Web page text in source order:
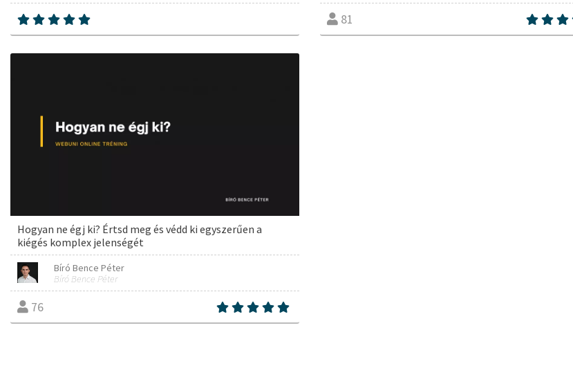
81
Hogyan ne égj ki? Értsd meg és védd ki egyszerűen a
kiégés komplex jelenségét
Bíró Bence Péter
Bíró Bence Péter
76